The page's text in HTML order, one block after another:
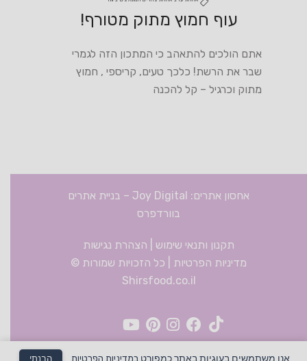
עוף חמוץ מתוק מטורף!
אתם הולכים להתאהב כי המתכון הזה לגמרי
שבר את הרשת! כלכך טעים, קריספי , חמוץ
מתוק וכרגיל – קל להכנה
אחסון אתרים: Joy Digital – בניית אתרים
בוורדפרס
תקנון ותנאי שימוש
הצהרת נגישות
מדיניות הפרטיות | כל הזכויות שמורות ©
Shirsfood.co.il
במדיניות הפרטיות הבנתי